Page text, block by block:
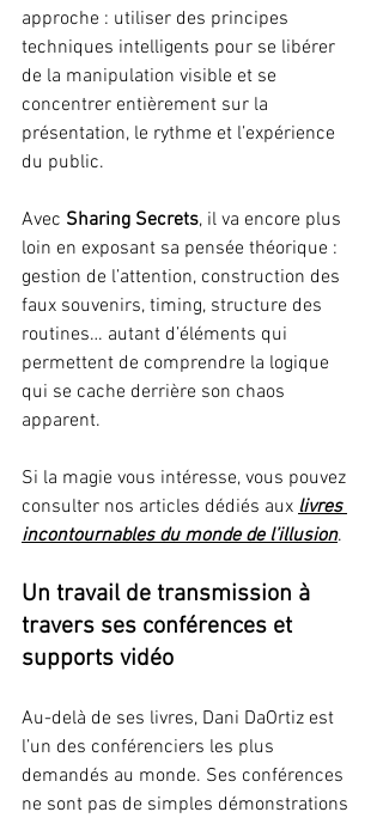
approche : utiliser des principes
techniques intelligents pour se libérer
de la manipulation visible et se
concentrer entièrement sur la
présentation, le rythme et l’expérience
du public.
Avec Sharing Secrets, il va encore plus
loin en exposant sa pensée théorique :
gestion de l’attention, construction des
faux souvenirs, timing, structure des
routines… autant d’éléments qui
permettent de comprendre la logique
qui se cache derrière son chaos
apparent.
Si la magie vous intéresse, vous pouvez
consulter nos articles dédiés aux livres
incontournables du monde de l’illusion.
Un travail de transmission à
travers ses conférences et
supports vidéo
Au-delà de ses livres, Dani DaOrtiz est
l’un des conférenciers les plus
demandés au monde. Ses conférences
ne sont pas de simples démonstrations